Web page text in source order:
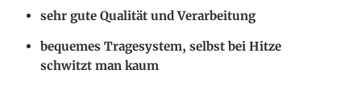
sehr gute Qualität und Verarbeitung
bequemes Tragesystem, selbst bei Hitze
schwitzt man kaum